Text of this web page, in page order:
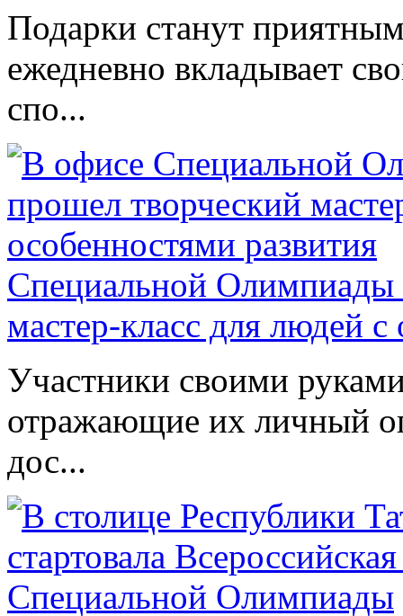
Подарки станут
ежедневно вкладывает
спо...
Специальной Олимпиады
мастер-класс для людей
Участники своими
отражающие их личный
дос...